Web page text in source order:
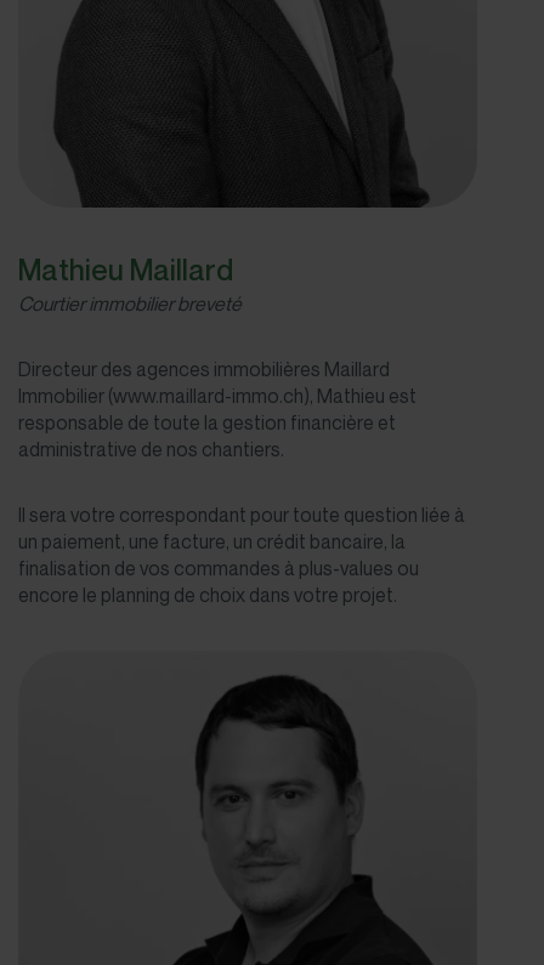
Mathieu Maillard
Courtier immobilier breveté
Directeur des agences immobilières Maillard
Immobilier (www.maillard-immo.ch), Mathieu est
responsable de toute la gestion financière et
administrative de nos chantiers.
Il sera votre correspondant pour toute question liée à
un paiement, une facture, un crédit bancaire, la
finalisation de vos commandes à plus-values ou
encore le planning de choix dans votre projet.